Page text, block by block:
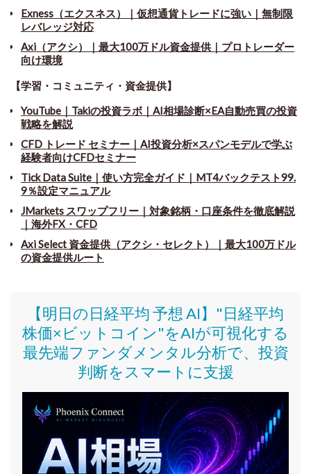
Exness（エクスネス）｜仮想通貨トレードに強い｜無制限
レバレッジ対応
Axi（アクシ）｜最大100万ドル資金提供｜プロトレーダー
向け環境
【学習・コミュニティ・資金提供】
YouTube｜Takiの投資ラボ｜AI相場診断×EA自動売買の投資
戦略を解説
CFD トレード セミナー ｜ AI投資分析×スパンモデルで学ぶ
経験者向けCFDセミナー
Tick Data Suite ｜ 使い方完全ガイド｜MT4バックテスト99.
9％設定マニュアル
JMarkets スワップフリー ｜ 対象銘柄・口座条件を徹底解説
｜海外FX・CFD
Axi Select 資金提供（アクシ・セレクト）｜最大100万ドル
の資金提供ルート
【明日の日経平均 予想 AI】"日経平均
株価×ビットコイン"をAIが可視化する
最先端ファンダメンタル分析で、投資
判断をスマートに支援